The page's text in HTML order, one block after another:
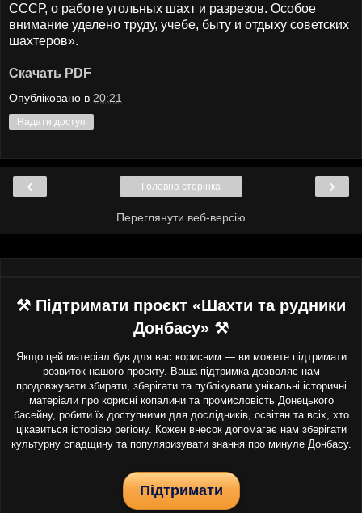
СССР, о работе угольных шахт и разрезов. Особое
внимание уделено труду, учебе, быту и отдыху советских
шахтеров».
Скачать PDF
Опубліковано в 20:21
Надати доступ
‹ ›
Головна сторінка
Переглянути веб-версію
⚒ Підтримати проєкт «Шахти та рудники
Донбасу» ⚒
Якщо цей матеріал був для вас корисним — ви можете підтримати
розвиток нашого проєкту. Ваша підтримка дозволяє нам
продовжувати збирати, зберігати та публікувати унікальні історичні
матеріали про корисні копалини та промисловість Донецького
басейну, робити їх доступними для дослідників, освітян та всіх, хто
цікавиться історією регіону. Кожен внесок допомагає нам зберігати
культурну спадщину та популяризувати знання про минуле Донбасу.
Підтримати